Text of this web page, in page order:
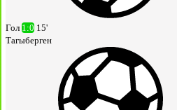
Гол 1:0 15'
Тагыберген